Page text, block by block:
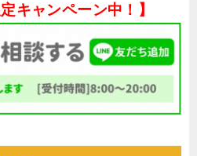
キャンペーン中！】